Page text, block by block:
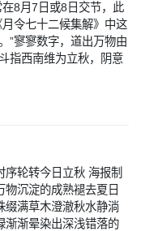
8月7日或8日交节，此
令七十二候集解》中这
”寥寥数字，道出万物由
指西南维为立秋，阴意
轮转今日立秋 海报制
沉淀的成熟褪去夏日
缀满草木澄澈秋水静淌
渐渐晕染出深浅错落的